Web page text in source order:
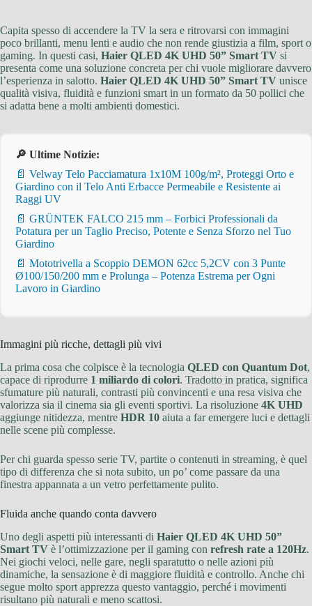
Capita spesso di accendere la TV la sera e ritrovarsi con immagini
poco brillanti, menu lenti e audio che non rende giustizia a film, sport o
gaming. In questi casi, Haier QLED 4K UHD 50” Smart TV si
presenta come una soluzione concreta per chi vuole migliorare davvero
l’esperienza in salotto. Haier QLED 4K UHD 50” Smart TV unisce
qualità visiva, fluidità e funzioni smart in un formato da 50 pollici che
si adatta bene a molti ambienti domestici.
🔎 Ultime Notizie:
📄 Velway Telo Pacciamatura 1x10M 100g/m², Proteggi Orto e
Giardino con il Telo Anti Erbacce Permeabile e Resistente ai
Raggi UV
📄 GRÜNTEK FALCO 215 mm – Forbici Professionali da
Potatura per un Taglio Preciso, Potente e Senza Sforzo nel Tuo
Giardino
📄 Mototrivella a Scoppio DEMON 62cc 5,2CV con 3 Punte
Ø100/150/200 mm e Prolunga – Potenza Estrema per Ogni
Lavoro in Giardino
Immagini più ricche, dettagli più vivi
La prima cosa che colpisce è la tecnologia QLED con Quantum Dot,
capace di riprodurre 1 miliardo di colori. Tradotto in pratica, significa
sfumature più naturali, contrasti più convincenti e una resa visiva che
valorizza sia il cinema sia gli eventi sportivi. La risoluzione 4K UHD
aggiunge nitidezza, mentre HDR 10 aiuta a far emergere luci e dettagli
nelle scene più complesse.
Per chi guarda spesso serie TV, partite o contenuti in streaming, è quel
tipo di differenza che si nota subito, un po’ come passare da una
finestra appannata a un vetro perfettamente pulito.
Fluida anche quando conta davvero
Uno degli aspetti più interessanti di Haier QLED 4K UHD 50”
Smart TV è l’ottimizzazione per il gaming con refresh rate a 120Hz.
Nei giochi veloci, nelle gare, negli sparatutto o nelle azioni più
dinamiche, la sensazione è di maggiore fluidità e controllo. Anche chi
segue molto sport apprezza questo vantaggio, perché i movimenti
risultano più naturali e meno scattosi.